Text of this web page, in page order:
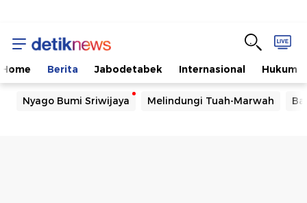
Home Berita Jabodetabek Internasional Hukum
Nyago Bumi Sriwijaya Melindungi Tuah-Marwah